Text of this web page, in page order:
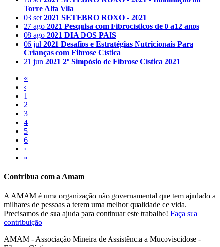
Torre Alta Vila
03 set 2021 SETEBRO ROXO - 2021
27 ago 2021 Pesquisa com Fibrocísticos de 0 a12 anos
08 ago 2021 DIA DOS PAIS
06 jul 2021 Desafios e Estratégias Nutricionais Para
Crianças com Fibrose Cística
21 jun 2021 2º Simpósio de Fibrose Cística 2021
«
‹
1
2
3
4
5
6
›
»
Contribua com a Amam
A AMAM é uma organização não governamental que tem ajudado a
milhares de pessoas a terem uma melhor qualidade de vida.
Precisamos de sua ajuda para continuar este trabalho! Faça sua
contribuição
AMAM - Associação Mineira de Assistência a Mucoviscidose -